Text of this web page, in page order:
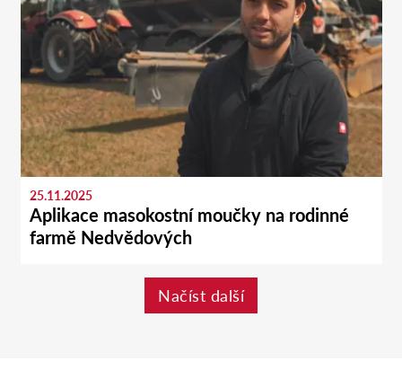
25.11.2025
Aplikace masokostní moučky na rodinné
farmě Nedvědových
Načíst další